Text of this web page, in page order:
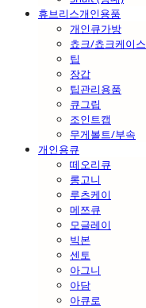
휴브리스개인용품
개인큐가방
쵸크/쵸크케이스
팁
장갑
팁관리용품
큐그립
조인트캡
무게볼트/부속
개인용큐
떼오리큐
롱고니
루츠케이
메쯔큐
모글레이
빅본
센토
아그니
아담
아큐로